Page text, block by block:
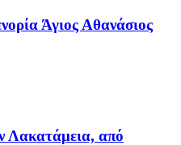
Άγιος Αθανάσιος
Λακατάμεια, από